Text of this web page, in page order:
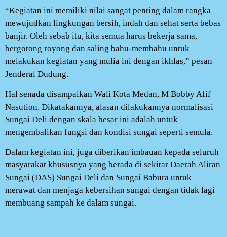
“Kegiatan ini memiliki nilai sangat penting dalam rangka
mewujudkan lingkungan bersih, indah dan sehat serta bebas
banjir. Oleh sebab itu, kita semua harus bekerja sama,
bergotong royong dan saling bahu-membahu untuk
melakukan kegiatan yang mulia ini dengan ikhlas,” pesan
Jenderal Dudung.
Hal senada disampaikan Wali Kota Medan, M Bobby Afif
Nasution. Dikatakannya, alasan dilakukannya normalisasi
Sungai Deli dengan skala besar ini adalah untuk
mengembalikan fungsi dan kondisi sungai seperti semula.
Dalam kegiatan ini, juga diberikan imbauan kepada seluruh
masyarakat khususnya yang berada di sekitar Daerah Aliran
Sungai (DAS) Sungai Deli dan Sungai Babura untuk
merawat dan menjaga kebersihan sungai dengan tidak lagi
membuang sampah ke dalam sungai.